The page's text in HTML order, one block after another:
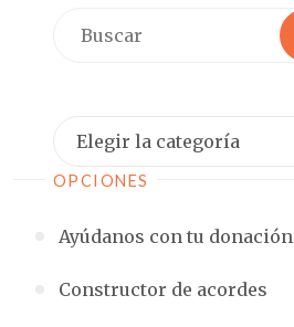
Categorías
OPCIONES
Ayúdanos con tu donación
Constructor de acordes